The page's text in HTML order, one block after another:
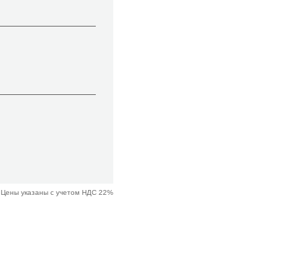
Цены указаны с учетом НДС 22%